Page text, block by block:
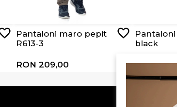
Pantaloni maro pepit
R613-3
RON 209,00
Pantaloni
black
RON